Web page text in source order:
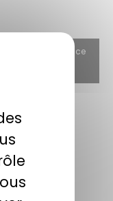
souhaitez utiliser ce